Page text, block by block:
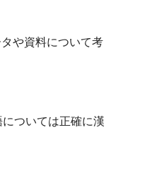
や資料について考
ついては正確に漢